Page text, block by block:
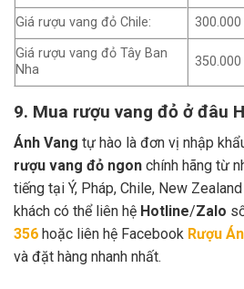
Giá rượu vang đỏ Chile:
Giá rượu vang đỏ Tây Ban
Nha
9. Mua rượu vang đỏ ở đâu
Ánh Vang tự hào là đơn vị nhập
rượu vang đỏ ngon chính hãng từ
tiếng tại Ý, Pháp, Chile, New Zealand
khách có thể liên hệ Hotline/Zalo
356 hoặc liên hệ Facebook Rượu
và đặt hàng nhanh nhất.